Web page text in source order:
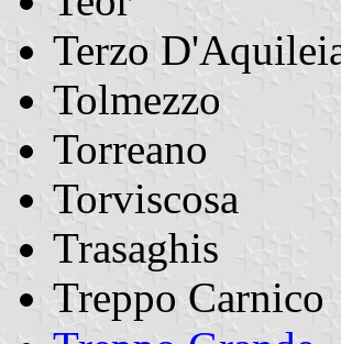
Terzo
Tolmezzo
Torreano
Torviscosa
Trasaghis
Treppo Carnico